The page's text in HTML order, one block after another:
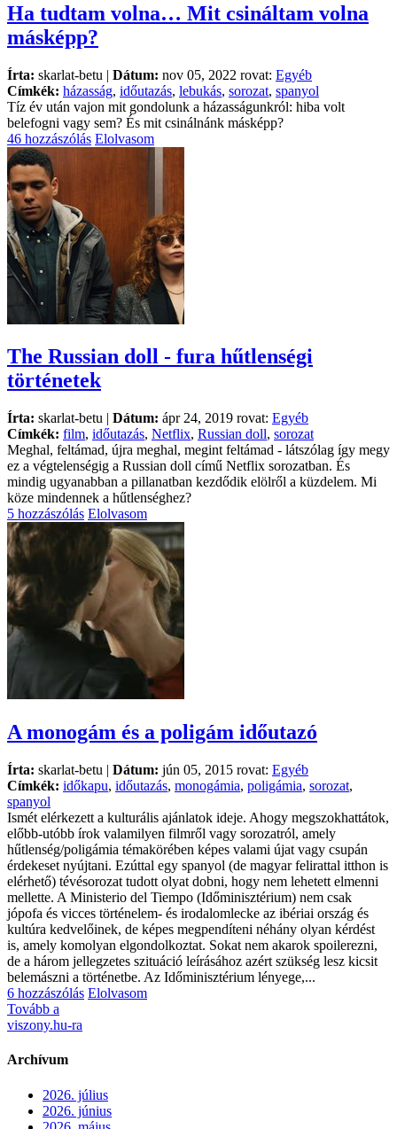
Ha tudtam volna… Mit csináltam volna
másképp?
Írta: skarlat-betu | Dátum: nov 05, 2022 rovat: Egyéb
Címkék: házasság, időutazás, lebukás, sorozat, spanyol
Tíz év után vajon mit gondolunk a házasságunkról: hiba volt
belefogni vagy sem? És mit csinálnánk másképp?
46 hozzászólás Elolvasom
The Russian doll - fura hűtlenségi
történetek
Írta: skarlat-betu | Dátum: ápr 24, 2019 rovat: Egyéb
Címkék: film, időutazás, Netflix, Russian doll, sorozat
Meghal, feltámad, újra meghal, megint feltámad - látszólag így megy
ez a végtelenségig a Russian doll című Netflix sorozatban. És
mindig ugyanabban a pillanatban kezdődik elölről a küzdelem. Mi
köze mindennek a hűtlenséghez?
5 hozzászólás Elolvasom
A monogám és a poligám időutazó
Írta: skarlat-betu | Dátum: jún 05, 2015 rovat: Egyéb
Címkék: időkapu, időutazás, monogámia, poligámia, sorozat,
spanyol
Ismét elérkezett a kulturális ajánlatok ideje. Ahogy megszokhattátok,
előbb-utóbb írok valamilyen filmről vagy sorozatról, amely
hűtlenség/poligámia témakörében képes valami újat vagy csupán
érdekeset nyújtani. Ezúttal egy spanyol (de magyar felirattal itthon is
elérhető) tévésorozat tudott olyat dobni, hogy nem lehetett elmenni
mellette. A Ministerio del Tiempo (Időminisztérium) nem csak
jópofa és vicces történelem- és irodalomlecke az ibériai ország és
kultúra kedvelőinek, de képes megpendíteni néhány olyan kérdést
is, amely komolyan elgondolkoztat. Sokat nem akarok spoilerezni,
de a három jellegzetes szituáció leírásához azért szükség lesz kicsit
belemászni a történetbe. Az Időminisztérium lényege,...
6 hozzászólás Elolvasom
Tovább a
viszony.hu-ra
Archívum
2026. július
2026. június